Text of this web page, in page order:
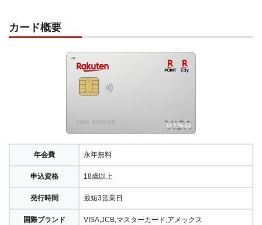
カード概要
年会費 永年無料
申込資格 18歳以上
発行時間 最短3営業日
国際ブランド VISA,JCB,マスターカード,アメックス